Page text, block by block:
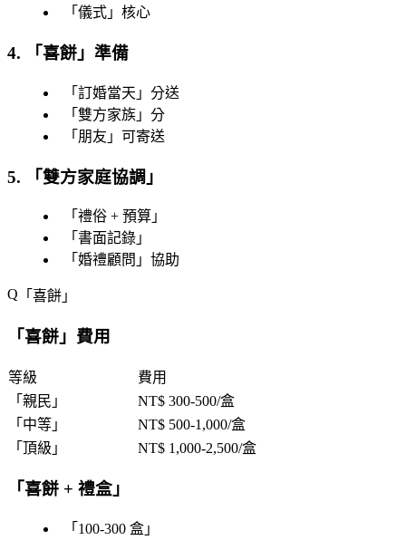
「 儀式 」核心
4. 「喜餅 」準備
「 訂婚當天 」分送
「 雙方家族 」分
「 朋友 」可寄送
5. 「雙方家庭協調 」
「 禮俗 + 預算 」
「 書面記錄 」
「 婚禮顧問 」協助
「 喜餅 」
「喜餅 」費用
等級
費用
「 親民 」
NT$ 300-500/盒
「 中等 」
NT$ 500-1,000/盒
「 頂級 」 NT$ 1,000-2,500/盒
「喜餅 + 禮盒 」
「 100-300 盒 」